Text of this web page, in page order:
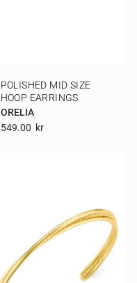
POLISHED MID SIZE
HOOP EARRINGS
ORELIA
549.00 Kr